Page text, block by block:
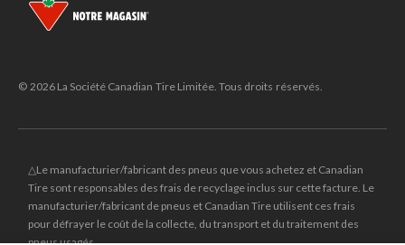
© 2026 La Société Canadian Tire Limitée. Tous droits réservés.
△Le manufacturier/fabricant des pneus que vous achetez et Canadian
Tire sont responsables des frais de recyclage inclus sur cette facture. Le
manufacturier/fabricant de pneus et Canadian Tire utilisent ces frais
pour défrayer le coût de la collecte, du transport et du traitement des
pneus usagés.